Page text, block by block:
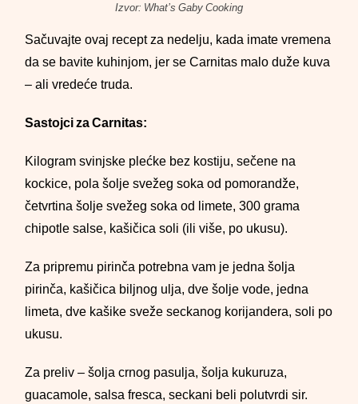
Izvor: What’s Gaby Cooking
Sačuvajte ovaj recept za nedelju, kada imate vremena
da se bavite kuhinjom, jer se Carnitas malo duže kuva
– ali vredeće truda.
Sastojci za Carnitas:
Kilogram svinjske plećke bez kostiju, sečene na
kockice, pola šolje svežeg soka od pomorandže,
četvrtina šolje svežeg soka od limete, 300 grama
chipotle salse, kašičica soli (ili više, po ukusu).
Za pripremu pirinča potrebna vam je jedna šolja
pirinča, kašičica biljnog ulja, dve šolje vode, jedna
limeta, dve kašike sveže seckanog korijandera, soli po
ukusu.
Za preliv – šolja crnog pasulja, šolja kukuruza,
guacamole, salsa fresca, seckani beli polutvrdi sir.